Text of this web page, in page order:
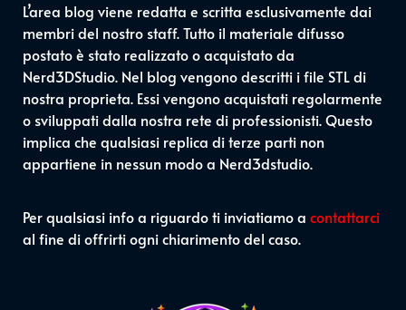
L’area blog viene redatta e scritta esclusivamente dai
membri del nostro staff. Tutto il materiale difusso
postato è stato realizzato o acquistato da
Nerd3DStudio. Nel blog vengono descritti i file STL di
nostra proprieta. Essi vengono acquistati regolarmente
o sviluppati dalla nostra rete di professionisti. Questo
implica che qualsiasi replica di terze parti non
appartiene in nessun modo a Nerd3dstudio.
Per qualsiasi info a riguardo ti inviatiamo a contattarci
al fine di offrirti ogni chiarimento del caso.